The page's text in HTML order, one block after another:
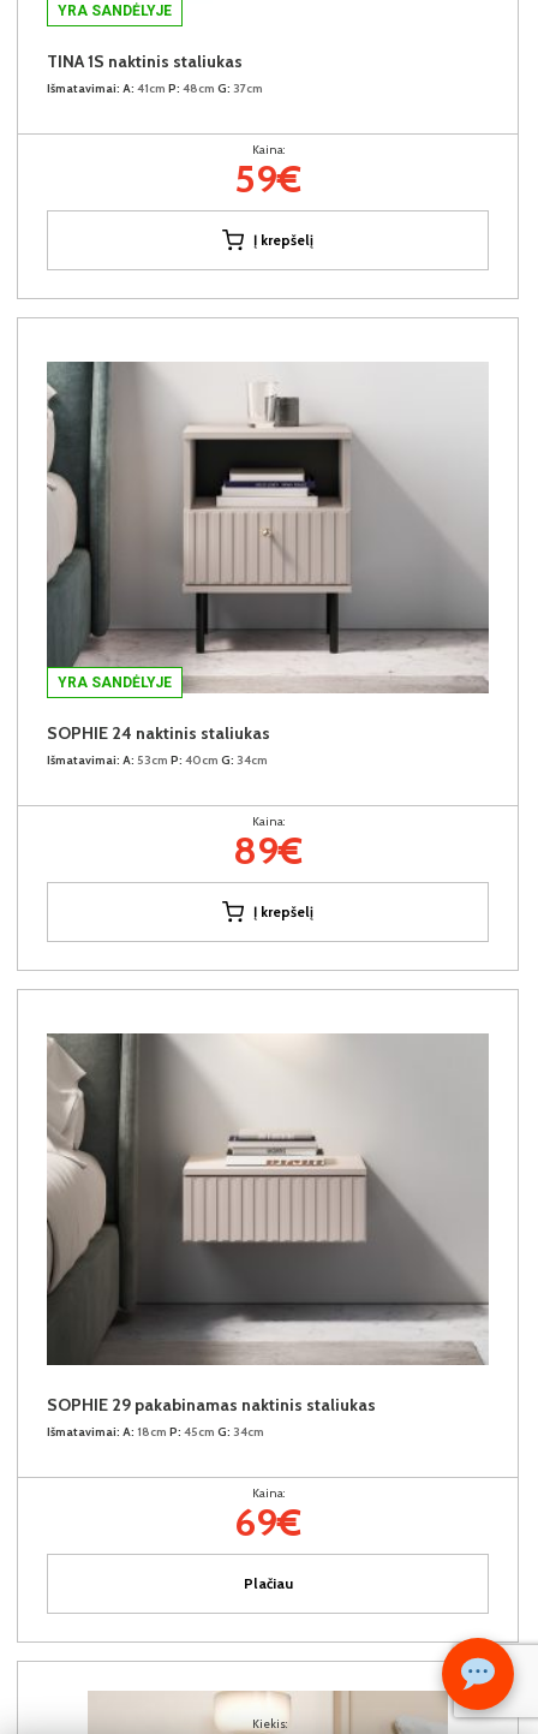
Kiekis:
YRA SANDĖLYJE
TINA 1S naktinis staliukas
Išmatavimai: A: 41cm P: 48cm G: 37cm
Kaina:
59€
Į krepšelį
YRA SANDĖLYJE
SOPHIE 24 naktinis staliukas
Išmatavimai: A: 53cm P: 40cm G: 34cm
Kaina:
89€
Į krepšelį
SOPHIE 29 pakabinamas naktinis staliukas
Išmatavimai: A: 18cm P: 45cm G: 34cm
Kaina:
69€
Plačiau